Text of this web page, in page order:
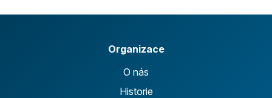
Organizace
O nás
Historie